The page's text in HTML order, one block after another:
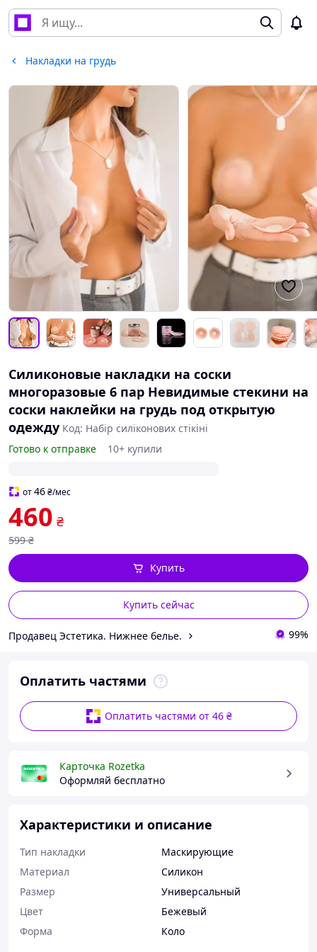
Накладки на грудь
Силиконовые накладки на соски
многоразовые 6 пар Невидимые стекини на
соски наклейки на грудь под открытую
одежду Код: Набір силіконових стікіні
Готово к отправке
10+ купили
от46₴/мес
460 ₴
599 ₴
Купить сейчас
Купить
Продавец Эстетика. Нижнее белье. 99%
Оплатить частями
Оплатить частями от 46 ₴
Карточка Rozetka
Оформляй бесплатно
Характеристики и описание
Тип накладки
Маскирующие
Материал
Силикон
Размер
Универсальный
Цвет
Бежевый
Форма
Коло